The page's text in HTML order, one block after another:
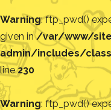
Warning: ftp_pwd()
given in/var/www/
admin/includes/
line230
Warning: ftp_pwd()